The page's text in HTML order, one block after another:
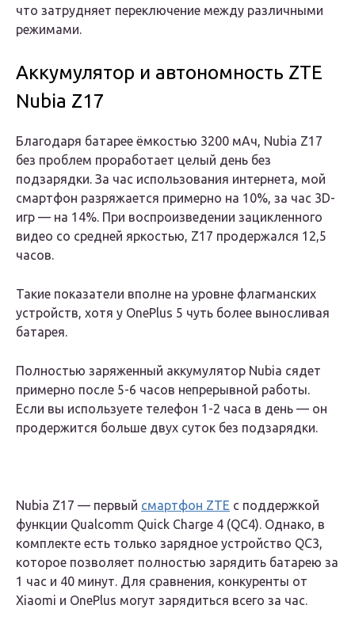
что затрудняет переключение между различными
режимами.
Аккумулятор и автономность ZTE
Nubia Z17
Благодаря батарее ёмкостью 3200 мАч, Nubia Z17
без проблем проработает целый день без
подзарядки. За час использования интернета, мой
смартфон разряжается примерно на 10%, за час 3D-
игр — на 14%. При воспроизведении зацикленного
видео со средней яркостью, Z17 продержался 12,5
часов.
Такие показатели вполне на уровне флагманских
устройств, хотя у OnePlus 5 чуть более выносливая
батарея.
Полностью заряженный аккумулятор Nubia сядет
примерно после 5-6 часов непрерывной работы.
Если вы используете телефон 1-2 часа в день — он
продержится больше двух суток без подзарядки.
Nubia Z17 — первый смартфон ZTE с поддержкой
функции Qualcomm Quick Charge 4 (QC4). Однако, в
комплекте есть только зарядное устройство QC3,
которое позволяет полностью зарядить батарею за
1 час и 40 минут. Для сравнения, конкуренты от
Xiaomi и OnePlus могут зарядиться всего за час.